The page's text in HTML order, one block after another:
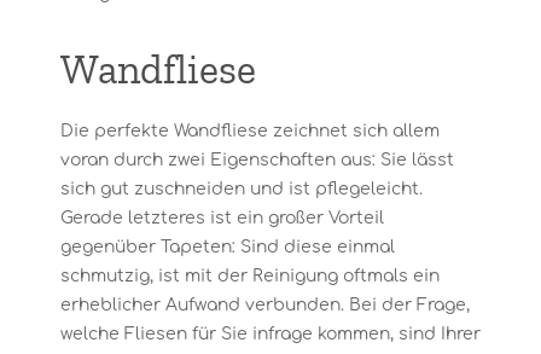
Wandfliese
Die perfekte Wandfliese zeichnet sich allem
voran durch zwei Eigenschaften aus: Sie lässt
sich gut zuschneiden und ist pflegeleicht.
Gerade letzteres ist ein großer Vorteil
gegenüber Tapeten: Sind diese einmal
schmutzig, ist mit der Reinigung oftmals ein
erheblicher Aufwand verbunden. Bei der Frage,
welche Fliesen für Sie infrage kommen, sind Ihrer